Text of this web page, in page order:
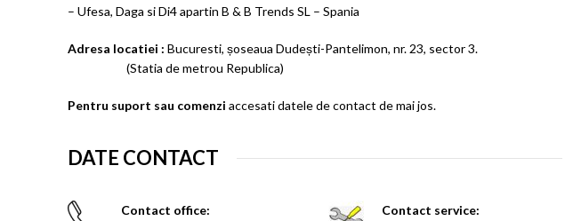
– Ufesa, Daga si Di4 apartin B & B Trends SL – Spania
Adresa locatiei : Bucuresti, șoseaua Dudești-Pantelimon, nr. 23, sector 3.
(Statia de metrou Republica)
Pentru suport sau comenzi accesati datele de contact de mai jos.
DATE CONTACT
Contact office:
Contact service: